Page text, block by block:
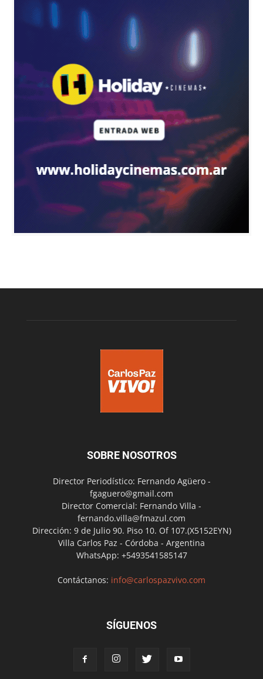
SOBRE NOSOTROS
Director Periodístico: Fernando Agüero -
fgaguero@gmail.com
Director Comercial: Fernando Villa -
fernando.villa@fmazul.com
Dirección: 9 de Julio 90. Piso 10. Of 107.(X5152EYN)
Villa Carlos Paz - Córdoba - Argentina
WhatsApp: +5493541585147
Contáctanos: info@carlospazvivo.com
SÍGUENOS